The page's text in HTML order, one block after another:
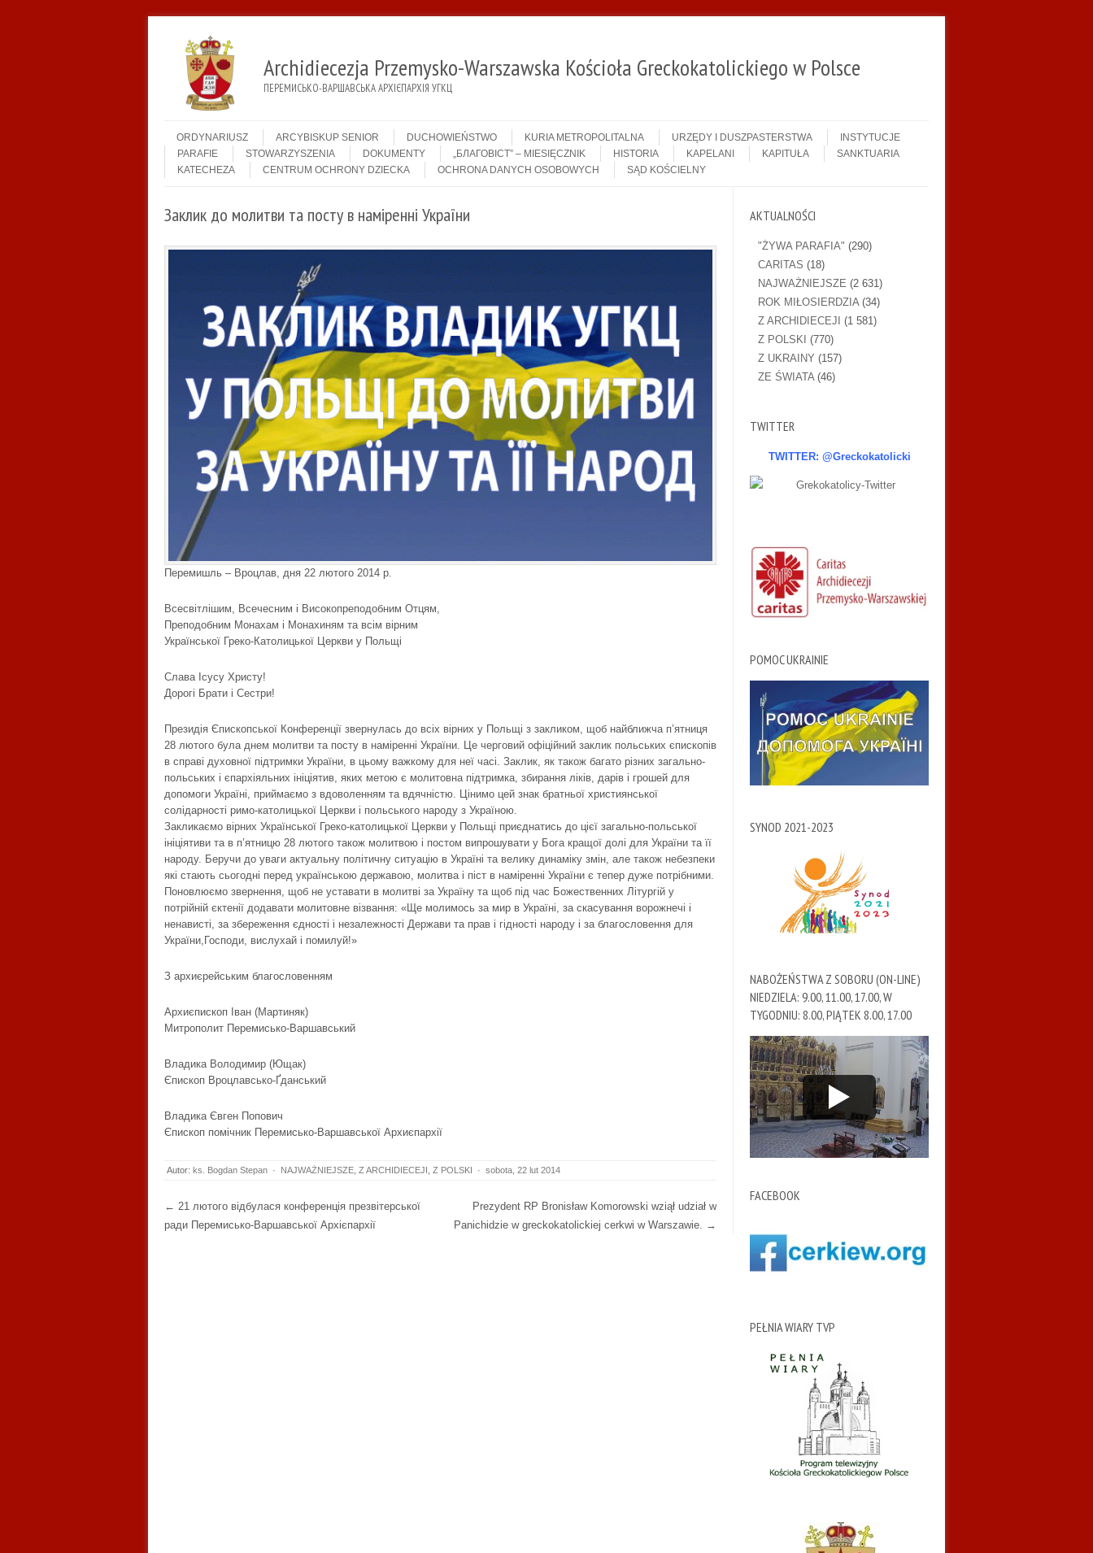
Archidiecezja Przemysko-Warszawska Kościoła Greckokatolickiego w Polsce
ПЕРЕМИСЬКО-ВАРШАВСЬКА АРХІЄПАРХІЯ УГКЦ
Menu
ORDYNARIUSZ
ARCYBISKUP SENIOR DUCHOWIEŃSTWO KURIA METROPOLITALNA URZĘDY I DUSZPASTERSTWA
INSTYTUCJE
PARAFIE
STOWARZYSZENIA DOKUMENTY „БЛАГОВІСТ” – MIESIĘCZNIK HISTORIA KAPELANI KAPITUŁA
SANKTUARIA
KATECHEZA
CENTRUM OCHRONY DZIECKA OCHRONA DANYCH OSOBOWYCH SĄD KOŚCIELNY
Заклик до молитви та посту в наміренні України
Перемишль – Вроцлав, дня 22 лютого 2014 р.
Всесвітлішим, Всечесним і Високопреподобним Отцям,
Преподобним Монахам і Монахиням та всім вірним
Української Греко-Католицької Церкви у Польщі
Слава Ісусу Христу!
Дорогі Брати і Сестри!
Президія Єпископської Конференції звернулась до всіх вірних у Польщі з закликом, щоб найближча п’ятниця
28 лютого була днем молитви та посту в наміренні України. Це черговий офіційний заклик польських єпископів
в справі духовної підтримки України, в цьому важкому для неї часі. Заклик, як також багато різних загально-
польських і єпархіяльних ініціятив, яких метою є молитовна підтримка, збирання ліків, дарів і грошей для
допомоги Україні, приймаємо з вдоволенням та вдячністю. Цінимо цей знак братньої християнської
солідарності римо-католицької Церкви і польського народу з Україною.
Закликаємо вірних Української Греко-католицької Церкви у Польщі приєднатись до цієї загально-польської
ініціятиви та в п’ятницю 28 лютого також молитвою і постом випрошувати у Бога кращої долі для України та її
народу. Беручи до уваги актуальну політичну ситуацію в Україні та велику динаміку змін, але також небезпеки
які стають сьогодні перед українською державою, молитва і піст в наміренні України є тепер дуже потрібними.
Поновлюємо звернення, щоб не уставати в молитві за Україну та щоб під час Божественних Літургій у
потрійній єктенії додавати молитовне візвання: «Ще молимось за мир в Україні, за скасування ворожнечі і
ненависті, за збереження єдності і незалежності Держави та прав і гідності народу і за благословення для
України,Господи, вислухай і помилуй!»
З архиєрейським благословенням
Архиєпископ Іван (Мартиняк)
Митрополит Перемисько-Варшавський
Владика Володимир (Ющак)
Єпископ Вроцлавсько-Ґданський
Владика Євген Попович
Єпископ помічник Перемисько-Варшавської Архиєпархії
Autor: ks. Bogdan Stepan · NAJWAŻNIEJSZE Z ARCHIDIECEJI Z POLSKI · sobota, 22 lut 2014
Post navigation
← 21 лютого відбулася конференція презвітерської
ради Перемисько-Варшавської Архієпархії
Prezydent RP Bronisław Komorowski wziął udział w
Panichidzie w greckokatolickiej cerkwi w Warszawie.
→
AKTUALNOŚCI
"ŻYWA PARAFIA" (290)
CARITAS (18)
NAJWAŻNIEJSZE (2 631)
ROK MIŁOSIERDZIA(34)
Z ARCHIDIECEJI (1 581)
Z POLSKI (770)
Z UKRAINY (157)
ZE ŚWIATA(46)
TWITTER
TWITTER: @Greckokatolicki
POMOC UKRAINIE
SYNOD 2021-2023
NABOŻEŃSTWA Z SOBORU (ON-LINE)
NIEDZIELA: 9.00, 11.00, 17.00, W
TYGODNIU: 8.00, PIĄTEK 8.00, 17.00
FACEBOOK
PEŁNIA WIARY TVP